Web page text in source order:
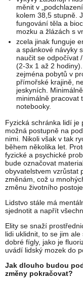
měnit v
kolem 38,5 stupně.
fungování těla a
mozku a žlázách s
zcela jinak funguje
a spánkové návyky
naučit se odpočívat
(2-3x 1 až 2
zejména pobytů v
přímořské krajině,
jeskyních.
minimálně pracovat
notebooky.
Fyzická schránka lidí je
možná postupně na
nimi. Nikoli však v tak
během několika let.
fyzické a psychické
bude označovat
obyvatelstvem vzrůstat
změnám, což u
změnu životního
Lidstvo stále má
sjednotit a napřít
Elity se snaží
lidi uklidnit, to se jim
dobré fígly, jako je
uvádí lidský mozek do
Jak dlouho budou
změny pokračovat?